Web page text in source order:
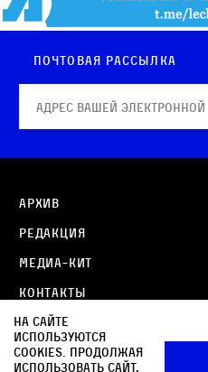
Почтовая рассылка
Архив
Редакция
Медиа-кит
Контакты
Политика в отношении
данных
Политика обработки
На сайте
используются
cookies. Продолжая
использовать сайт,